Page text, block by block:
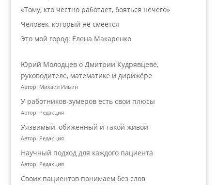
«Тому, кто честно работает, бояться нечего»
Человек, который не смеётся
Это мой город: Елена Макаренко
Юрий Молодцев о Дмитрии Кудрявцеве,
руководителе, математике и дирижёре
Автор: Михаил Ильин
У работников‑зумеров есть свои плюсы
Автор: Редакция
Уязвимый, обиженный и такой живой
Автор: Редакция
Научный подход для каждого пациента
Автор: Редакция
Своих пациентов понимаем без слов